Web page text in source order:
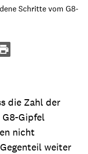
Schritte vom G8-
die Zahl der
Gipfel
nicht
weiter